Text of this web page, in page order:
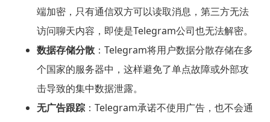
端加密，只有通信双方可以读取消息，第三方无法
访问聊天内容，即使是Telegram公司也无法解密。
数据存储分散：Telegram将用户数据分散存储在多
个国家的服务器中，这样避免了单点故障或外部攻
击导致的集中数据泄露。
无广告跟踪：Telegram承诺不使用广告，也不会通